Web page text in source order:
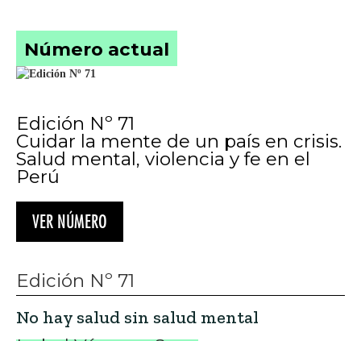
Número actual
Edición Nº 71
Cuidar la mente de un país en crisis.
Salud mental, violencia y fe en el
Perú
VER NÚMERO
Edición Nº 71
No hay salud sin salud mental